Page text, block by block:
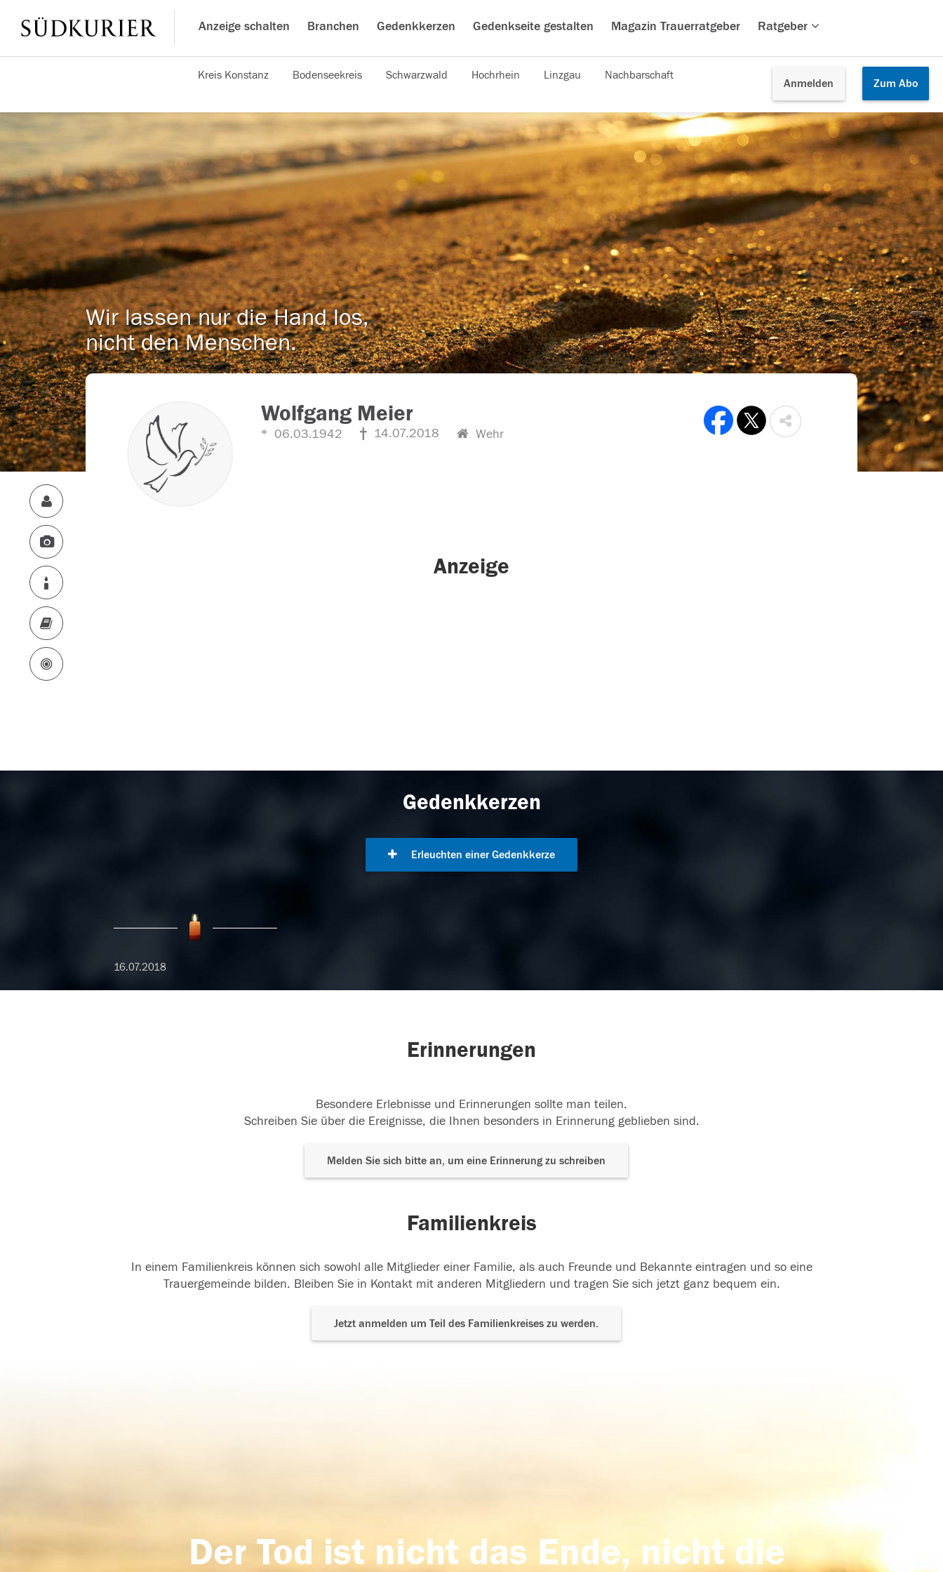
Anzeige schalten Branchen Gedenkkerzen Gedenkseite gestalten Magazin Trauerratgeber Ratgeber
Anmelden Zum Abo
Kreis Konstanz Bodenseekreis Schwarzwald Hochrhein Linzgau Nachbarschaft
Wir lassen nur die Hand los,
nicht den Menschen.
Wolfgang Meier
06.03.1942 14.07.2018 Wehr
Anzeige
Gedenkkerzen
Erleuchten einer Gedenkkerze
16.07.2018
Erinnerungen
Besondere Erlebnisse und Erinnerungen sollte man teilen.
Schreiben Sie über die Ereignisse, die Ihnen besonders in Erinnerung geblieben sind.
Melden Sie sich bitte an, um eine Erinnerung zu schreiben
Familienkreis
In einem Familienkreis können sich sowohl alle Mitglieder einer Familie, als auch Freunde und Bekannte eintragen und so eine
Trauergemeinde bilden. Bleiben Sie in Kontakt mit anderen Mitgliedern und tragen Sie sich jetzt ganz bequem ein.
Jetzt anmelden um Teil des Familienkreises zu werden.
Der Tod ist nicht das Ende, nicht die